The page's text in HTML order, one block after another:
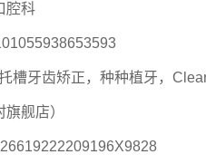
腔科
槽牙齿矫正，种种植牙，
舰店）